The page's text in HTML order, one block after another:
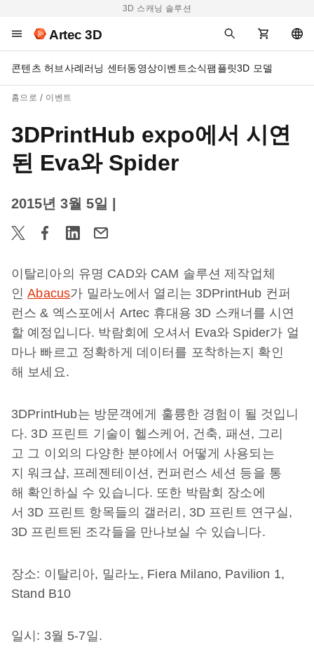
3D 스캐닝 솔루션
Artec 3D
콘텐츠 허브사례러닝 센터동영상이벤트소식팸플릿3D 모델
홈으로 이벤트
3DPrintHub expo에서 시연
된 Eva와 Spider
2015년 3월 5일
이탈리아의 유명 CAD와 CAM 솔루션 제작업체
인Abacus가 밀라노에서 열리는 3DPrintHub 컨퍼
런스 & 엑스포에서 Artec 휴대용 3D 스캐너를 시연
할 예정입니다. 박람회에 오셔서 Eva와 Spider가 얼
마나 빠르고 정확하게 데이터를 포착하는지 확인
해 보세요.
3DPrintHub는 방문객에게 훌륭한 경험이 될 것입니
다. 3D 프린트 기술이 헬스케어, 건축, 패션, 그리
고 그 이외의 다양한 분야에서 어떻게 사용되는
지 워크샵, 프레젠테이션, 컨퍼런스 세션 등을 통
해 확인하실 수 있습니다. 또한 박람회 장소에
서 3D 프린트 항목들의 갤러리, 3D 프린트 연구실,
3D 프린트된 조각들을 만나보실 수 있습니다.
장소: 이탈리아, 밀라노, Fiera Milano, Pavilion 1,
Stand B10
일시: 3월 5-7일.